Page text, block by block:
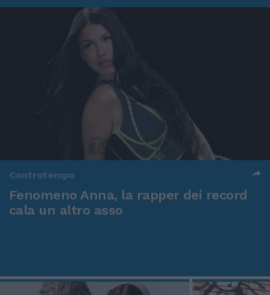
Controtempo
Fenomeno Anna, la rapper dei record
cala un altro asso